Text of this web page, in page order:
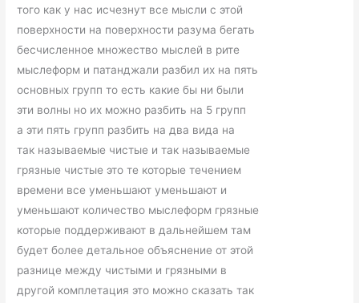
того как у нас исчезнут все мысли с этой
поверхности на поверхности разума бегать
бесчисленное множество мыслей в рите
мыслеформ и патанджали разбил их на пять
основных групп то есть какие бы ни были
эти волны но их можно разбить на 5 групп
а эти пять групп разбить на два вида на
так называемые чистые и так называемые
грязные чистые это те которые течением
времени все уменьшают уменьшают и
уменьшают количество мыслеформ грязные
которые поддерживают в дальнейшем там
будет более детальное объяснение от этой
разнице между чистыми и грязными в
другой комплетация это можно сказать так